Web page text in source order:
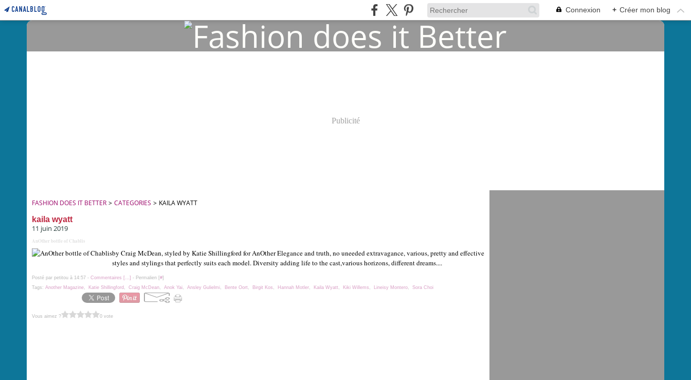
Connexion + Créer mon blog
Publicité
FASHION DOES IT BETTER > CATEGORIES > KAILA WYATT
kaila wyatt
11 juin 2019
AnOther bottle of Chablis
by Craig McDean, styled by Katie Shillingford for AnOther Elegance and truth, no uneeded extravagance, various, pretty and effective
styles and stylings that perfectly suits each model. Diversity adding life to the cast,various horizons, different dreams....
Posté par petitou à 14:57 - Commentaires […] - Permalien [#]
Tags: Another Magazine, Katie Shillingford , Craig McDean, Anok Yai, Ansley Gulielmi, Bente Oort, Birgit Kos , Hannah Motler, Kaila Wyatt, Kiki Willems , Lineisy Montero, Sora Choi
Vous aimez ? 0 vote